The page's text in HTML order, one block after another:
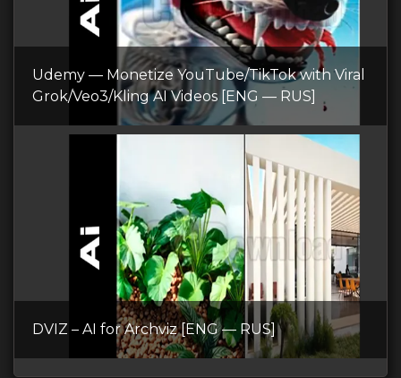
Udemy — Monetize YouTube/TikTok with Viral
Grok/Veo3/Kling AI Videos [ENG — RUS]
DVIZ – AI for Archviz [ENG — RUS]